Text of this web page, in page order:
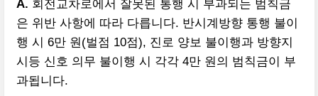
A. 회전교차로에서 잘못된 통행 시 부과되는 범칙금
은 위반 사항에 따라 다릅니다. 반시계방향 통행 불이
행 시 6만 원(벌점 10점), 진로 양보 불이행과 방향지
시등 신호 의무 불이행 시 각각 4만 원의 범칙금이 부
과됩니다.